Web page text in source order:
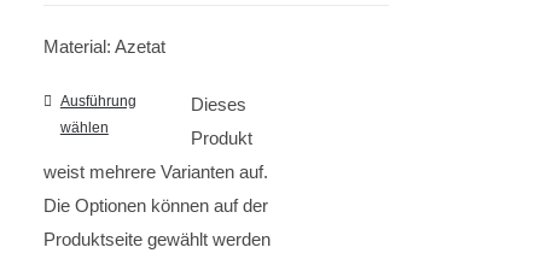
Material: Azetat
Ausführung
wählen
Dieses
Produkt
weist mehrere Varianten auf.
Die Optionen können auf der
Produktseite gewählt werden